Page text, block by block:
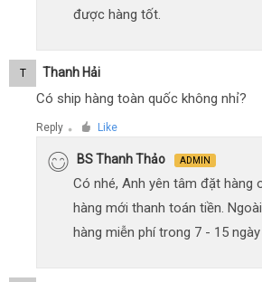
được hàng tốt.
T Thanh Hải
Có ship hàng toàn quốc không nhỉ?
Reply ● Like
BS Thanh Thảo ADMIN
Có nhé, Anh yên tâm đặt hàng
hàng mới thanh toán tiền.
hàng miễn phí trong 7 - 15 ngày